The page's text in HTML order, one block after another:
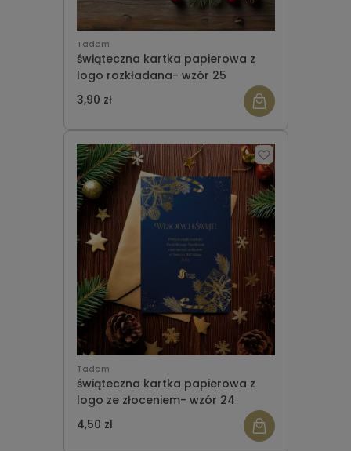
Tadam
świąteczna kartka papierowa z
logo rozkładana- wzór 25
3,90 zł
Tadam
świąteczna kartka papierowa z
logo ze złoceniem- wzór 24
4,50 zł